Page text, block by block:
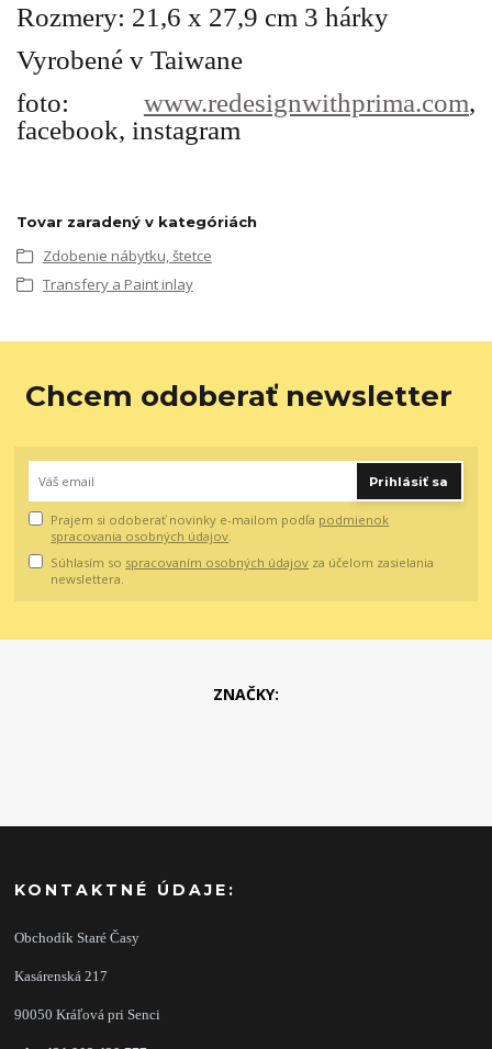
Rozmery: 21,6 x 27,9 cm 3 hárky
Vyrobené v Taiwane
foto: www.redesignwithprima.com,
facebook, instagram
Tovar zaradený v kategóriách
Zdobenie nábytku, štetce
Transfery a Paint inlay
Chcem odoberať newsletter
Prihlásiť sa
Prajem si odoberať novinky e-mailom podľa podmienok
spracovania osobných údajov.
Súhlasím so spracovaním osobných údajov za účelom zasielania
newslettera.
ZNAČKY:
KONTAKTNÉ ÚDAJE:
Obchodík Staré Časy
Kasárenská 217
90050 Kráľová pri Senci